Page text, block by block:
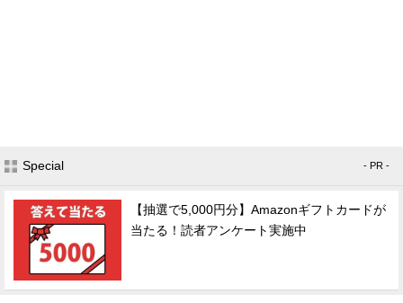
Special - PR -
【抽選で5,000円分】Amazonギフトカードが
当たる！読者アンケート実施中